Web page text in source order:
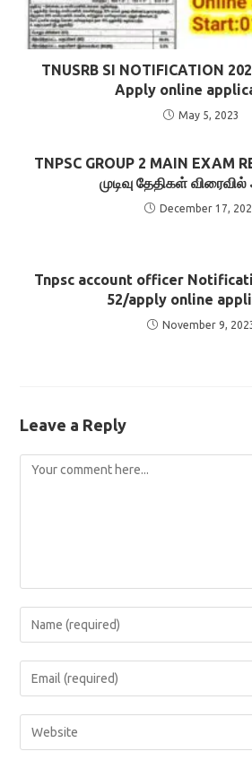
TNUSRB SI NOTIFICATION
Apply online
May 5, 2023
TNPSC GROUP 2 MAIN EXAM
முடிவு தேதிகள் விரைவில்
December 17,
Tnpsc account officer
52/apply online
November 9,
Leave a Reply
Comment
Enter
your
name
comment
Enter
your
email
address
Enter
your